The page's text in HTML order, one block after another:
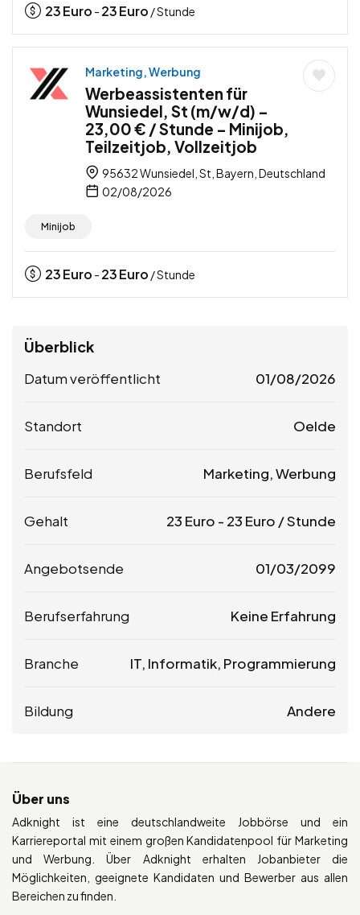
23Euro - 23Euro / Stunde
Marketing, Werbung
Werbeassistenten für
Wunsiedel, St (m/w/d) –
23,00 € / Stunde – Minijob,
Teilzeitjob, Vollzeitjob
95632 Wunsiedel, St, Bayern, Deutschland
02/08/2026
Minijob
23Euro - 23Euro / Stunde
Überblick
Datum veröffentlicht 01/08/2026
Standort Oelde
Berufsfeld Marketing, Werbung
Gehalt 23 Euro - 23 Euro / Stunde
Angebotsende 01/03/2099
Berufserfahrung Keine Erfahrung
Branche IT, Informatik, Programmierung
Bildung Andere
Über uns
Adknight ist eine deutschlandweite Jobbörse und ein
Karriereportal mit einem großen Kandidatenpool für Marketing
und Werbung. Über Adknight erhalten Jobanbieter die
Möglichkeiten, geeignete Kandidaten und Bewerber aus allen
Bereichen zu finden.